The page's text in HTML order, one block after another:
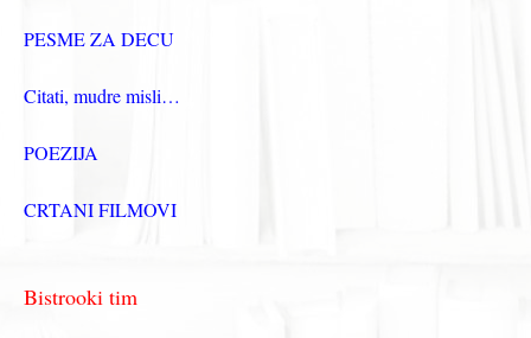
PESME ZA DECU
Citati, mudre misli…
POEZIJA
CRTANI FILMOVI
Bistrooki tim